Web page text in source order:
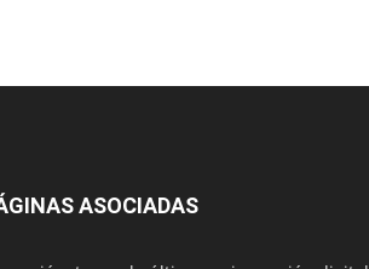
ASOCIADAS